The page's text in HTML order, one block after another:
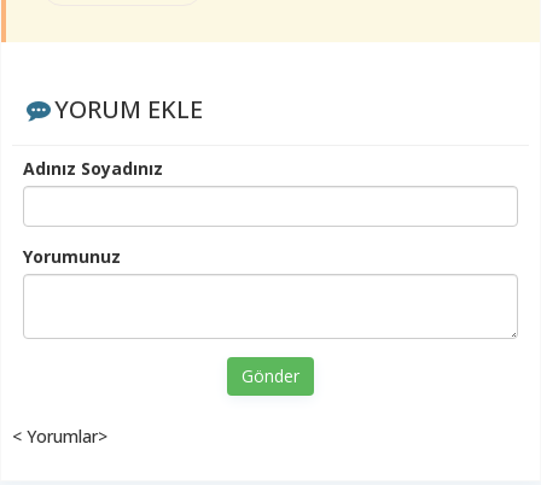
YORUM EKLE
Adınız Soyadınız
Yorumunuz
Gönder
< Yorumlar>